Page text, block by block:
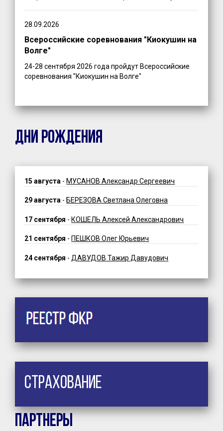
28.09.2026
Всероссийские соревнования "Киокушин на
Волге"
24-28 сентября 2026 года пройдут Всероссийские
соревнования "Киокушин на Волге"
ДНИ РОЖДЕНИЯ
15 августа - МУСАНОВ Александр Сергеевич
29 августа - БЕРЕЗОВА Светлана Олеговна
17 сентября -КОШЕЛЬ Алексей Александрович
21 сентября - ПЕШКОВ Олег Юрьевич
24 сентября - ДАВУДОВ Тажир Давудович
Страхование
Партнеры